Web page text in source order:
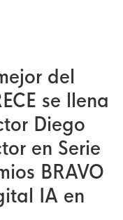
del
se llena
Diego
en Serie
BRAVO
IA en